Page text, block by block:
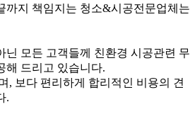
까지 책임지는 청소&시공전문업체는
닌 모든 고객들께 친환경 시공관련 무
해 드리고 있습니다.
, 보다 편리하게 합리적인 비용의 견
.